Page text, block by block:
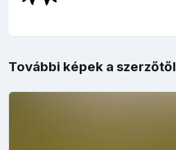
További képek a szerzőtől